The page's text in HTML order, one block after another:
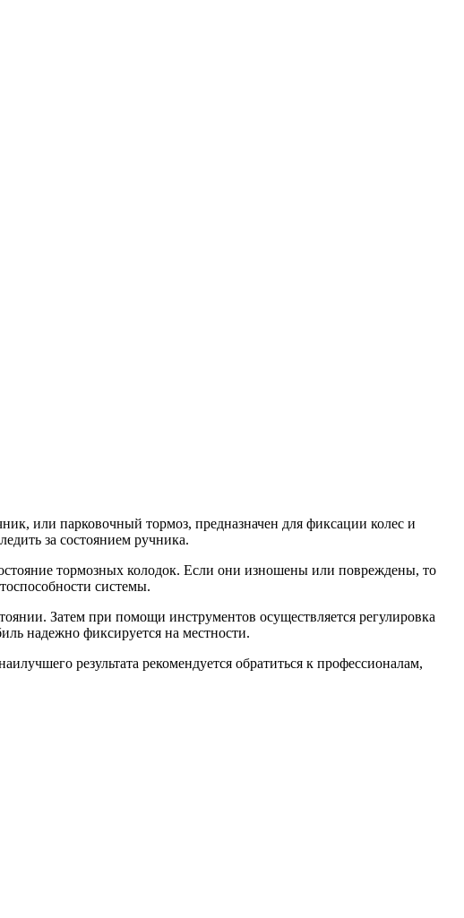
или парковочный тормоз, предназначен для фиксации колес и
за состоянием ручника.
тормозных колодок. Если они изношены или повреждены, то
системы.
Затем при помощи инструментов осуществляется регулировка
надежно фиксируется на местности.
результата рекомендуется обратиться к профессионалам,